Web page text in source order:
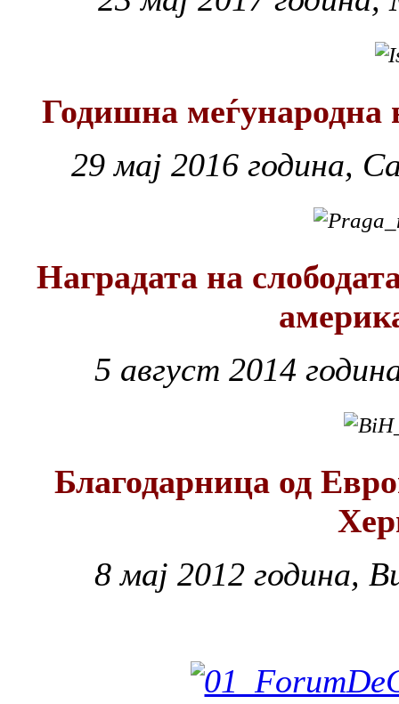
Годишна меѓународна
29 мај 2016 година,
Наградата на
5 август 2014
Благодарница од
8 мај 2012 година,